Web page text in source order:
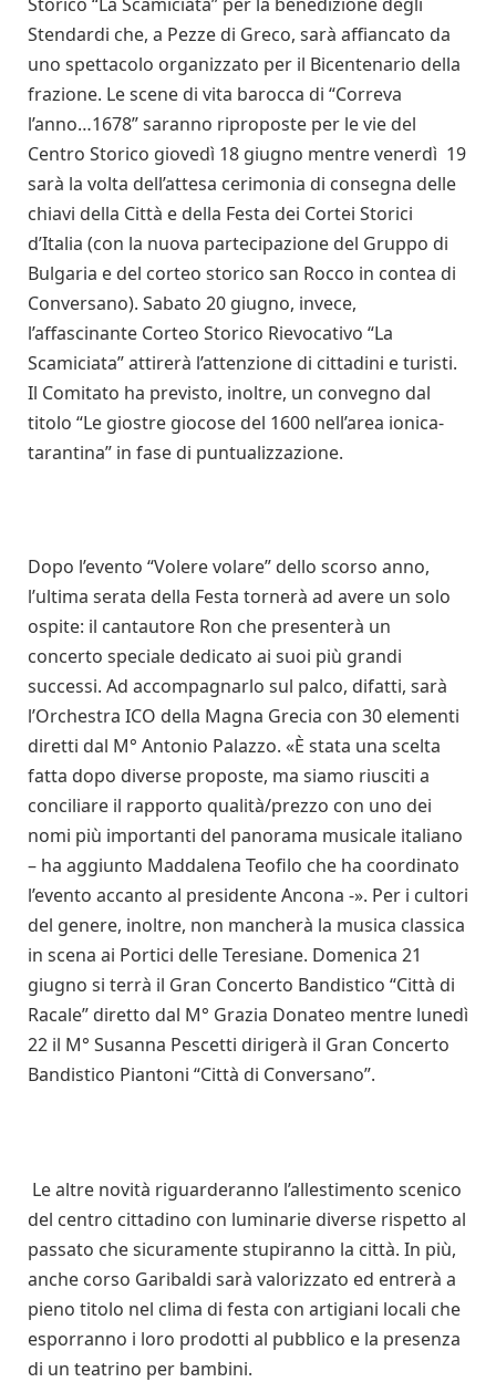
Stendardi che, a Pezze di Greco, sarà affiancato da
uno spettacolo organizzato per il Bicentenario della
frazione. Le scene di vita barocca di “Correva
l’anno…1678” saranno riproposte per le vie del
Centro Storico giovedì 18 giugno mentre venerdì 19
sarà la volta dell’attesa cerimonia di consegna delle
chiavi della Città e della Festa dei Cortei Storici
d’Italia (con la nuova partecipazione del Gruppo di
Bulgaria e del corteo storico san Rocco in contea di
Conversano). Sabato 20 giugno, invece,
l’affascinante Corteo Storico Rievocativo “La
Scamiciata” attirerà l’attenzione di cittadini e turisti.
Il Comitato ha previsto, inoltre, un convegno dal
titolo “Le giostre giocose del 1600 nell’area ionica-
tarantina” in fase di puntualizzazione.
Dopo l’evento “Volere volare” dello scorso anno,
l’ultima serata della Festa tornerà ad avere un solo
ospite: il cantautore Ron che presenterà un
concerto speciale dedicato ai suoi più grandi
successi. Ad accompagnarlo sul palco, difatti, sarà
l’Orchestra ICO della Magna Grecia con 30 elementi
diretti dal M° Antonio Palazzo. «È stata una scelta
fatta dopo diverse proposte, ma siamo riusciti a
conciliare il rapporto qualità/prezzo con uno dei
nomi più importanti del panorama musicale italiano
– ha aggiunto Maddalena Teofilo che ha coordinato
l’evento accanto al presidente Ancona -». Per i cultori
del genere, inoltre, non mancherà la musica classica
in scena ai Portici delle Teresiane. Domenica 21
giugno si terrà il Gran Concerto Bandistico “Città di
Racale” diretto dal M° Grazia Donateo mentre lunedì
22 il M° Susanna Pescetti dirigerà il Gran Concerto
Bandistico Piantoni “Città di Conversano”.
Le altre novità riguarderanno l’allestimento scenico
del centro cittadino con luminarie diverse rispetto al
passato che sicuramente stupiranno la città. In più,
anche corso Garibaldi sarà valorizzato ed entrerà a
pieno titolo nel clima di festa con artigiani locali che
esporranno i loro prodotti al pubblico e la presenza
di un teatrino per bambini.